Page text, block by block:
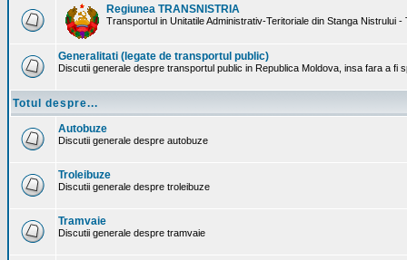
Regiunea TRANSNISTRIA
Transportul in Unitatile Administrativ-Teritoriale din Stanga Nistrului -
Generalitati (legate de transportul public)
Discutii generale despre transportul public in Republica Moldova, insa fara a fi
Totul despre...
Autobuze
Discutii generale despre autobuze
Troleibuze
Discutii generale despre troleibuze
Tramvaie
Discutii generale despre tramvaie